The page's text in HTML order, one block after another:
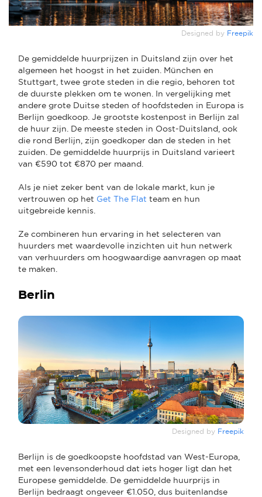
Designed by Freepik
De gemiddelde huurprijzen in Duitsland zijn over het
algemeen het hoogst in het zuiden. München en
Stuttgart, twee grote steden in die regio, behoren tot
de duurste plekken om te wonen. In vergelijking met
andere grote Duitse steden of hoofdsteden in Europa is
Berlijn goedkoop. Je grootste kostenpost in Berlijn zal
de huur zijn. De meeste steden in Oost-Duitsland, ook
die rond Berlijn, zijn goedkoper dan de steden in het
zuiden. De gemiddelde huurprijs in Duitsland varieert
van €590 tot €870 per maand.
Als je niet zeker bent van de lokale markt, kun je
vertrouwen op het Get The Flat team en hun
uitgebreide kennis.
Ze combineren hun ervaring in het selecteren van
huurders met waardevolle inzichten uit hun netwerk
van verhuurders om hoogwaardige aanvragen op maat
te maken.
Berlin
Designed by Freepik
Berlijn is de goedkoopste hoofdstad van West-Europa,
met een levensonderhoud dat iets hoger ligt dan het
Europese gemiddelde. De gemiddelde huurprijs in
Berlijn bedraagt ongeveer €1.050, dus buitenlandse